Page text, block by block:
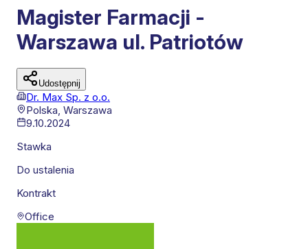
Magister Farmacji -
Warszawa ul. Patriotów
Udostępnij
Dr. Max Sp. z o.o.
Polska, Warszawa
9.10.2024
Stawka
Do ustalenia
Kontrakt
Office